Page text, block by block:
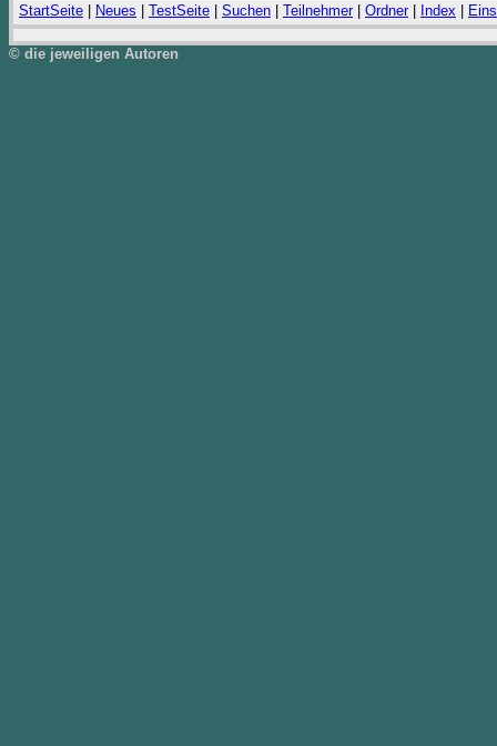
StartSeite Neues TestSeite Suchen Teilnehmer| Ordner| Index
© die jeweiligen Autoren